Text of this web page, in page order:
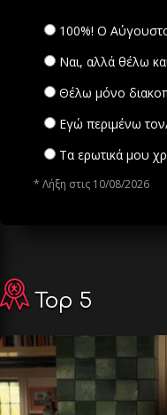
100%! Ο
Ναι, αλλά θέλω
Θέλω μόνο
Εγώ περιμένω
Τα ερωτικά μου
* Λήξη στις 10/08/2026
Top 5